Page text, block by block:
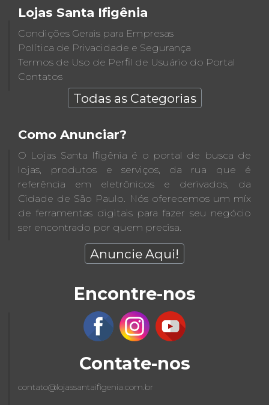
Lojas Santa Ifigênia
Condições Gerais para Empresas
Política de Privacidade e Segurança
Termos de Uso de Perfil de Usuário do Portal
Contatos
Todas as Categorias
Como Anunciar?
O Lojas Santa Ifigênia é o portal de busca de
lojas, produtos e serviços, da rua que é
referência em eletrônicos e derivados, da
Cidade de São Paulo. Nós oferecemos um míx
de ferramentas digitais para fazer seu negócio
ser encontrado por quem precisa.
Anuncie Aqui!
Encontre-nos
Contate-nos
contato@lojassantaifigenia.com.br